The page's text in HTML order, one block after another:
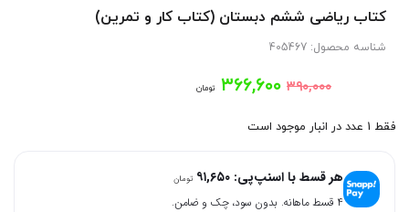
کتاب ریاضی ششم دبستان (کتاب کار و تمرین)
شناسه محصول: 405467
۳۹۰,۰۰۰ قیمت
اصلی:
تومان
۳۶۶,۶۰۰ تومانقیمت
تومان.
فقط 1 عدد در انبار موجود است
هر قسط با اسنپ‌پی: ۹۱,۶۵۰ تومان
۴ قسط ماهانه. بدون سود، چک و ضامن.